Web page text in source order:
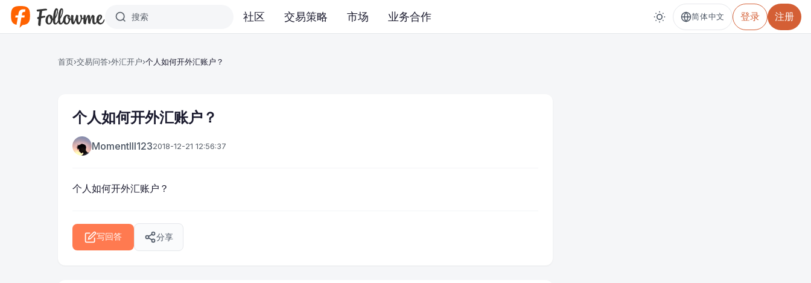
跳转到主要内容
社区 交易策略 市场 业务合作 简体中文 登录 注册
首页›交易问答›外汇开户›个人如何开外汇账户？
个人如何开外汇账户？
Momentlll1232018-12-21 12:56:37
个人如何开外汇账户？
写回答 分享